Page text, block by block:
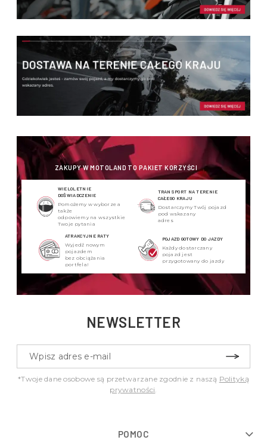
ZAKUPY W MOTOLAND TO PAKIET KORZYŚCI
WIELOLETNIE
DOŚWIADCZENIE
Pomożemy w wyborze a
także
odpowiemy na wszystkie
Twoje pytania
TRANSPORT NA TERENIE
CAŁEGO KRAJU
Dostarczymy Twój pojazd
pod wskazany
adres
ATRAKCYJNE RATY
Wyjedź nowym
pojazdem
bez obciążania
portfela!
POJAZD GOTOWY DO JAZDY
Każdy dostarczany
pojazd jest
przygotowany do jazdy
NEWSLETTER
*Twoje dane osobowe są przetwarzane zgodnie z naszą Polityką
prywatności
POMOC